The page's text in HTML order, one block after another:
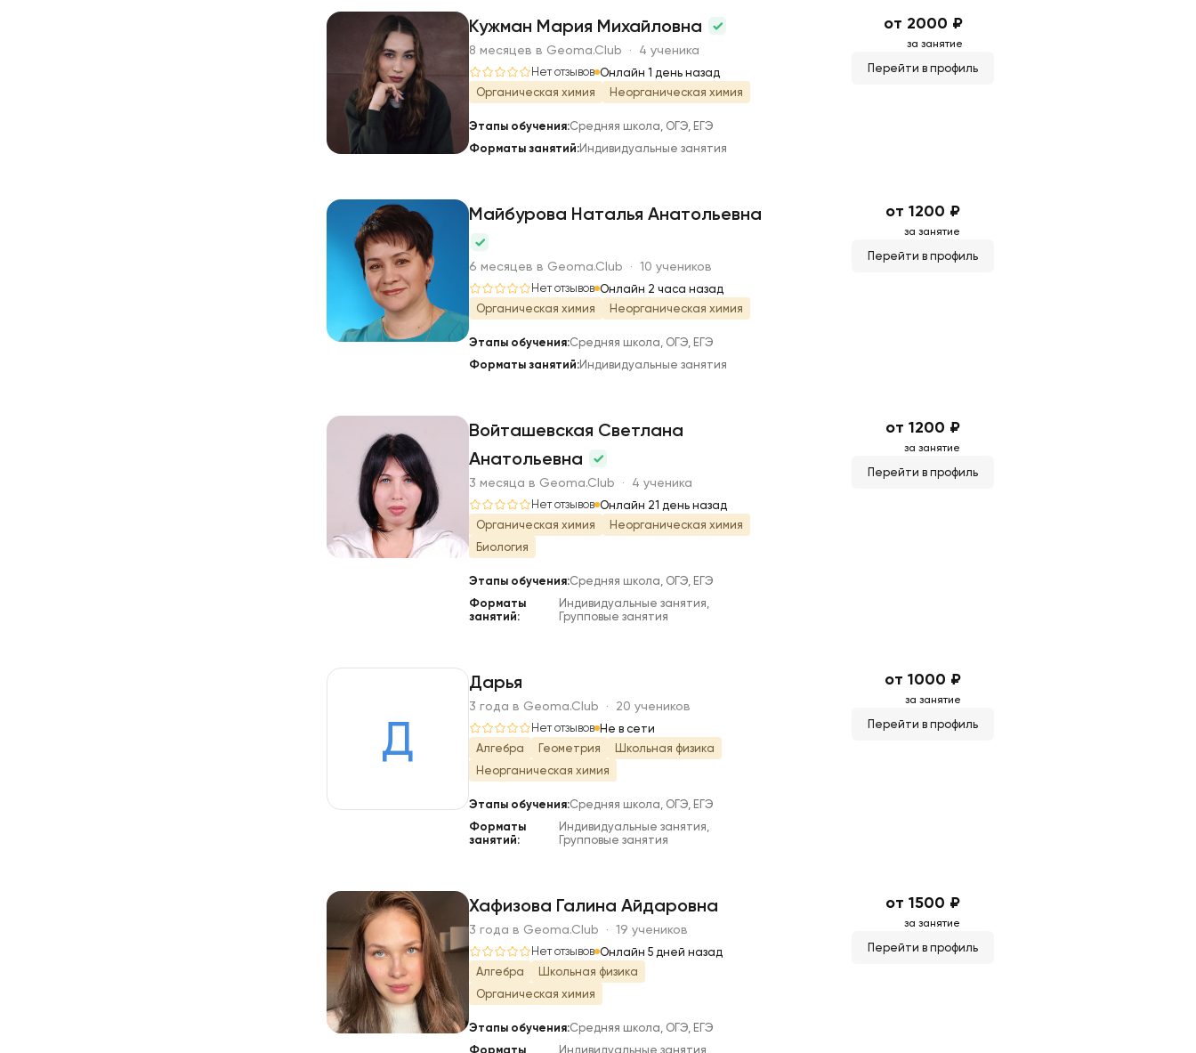
К
Кужман Мария Михайловна
8 месяцев в Geoma.Club · 4 ученика
Нет отзывов Онлайн 1 день назад
Органическая химия
Неорганическая химия
Этапы обучения:Средняя школа, ОГЭ, ЕГЭ
Форматы занятий:Индивидуальные занятия
от 2000 ₽
за занятие
Перейти в профиль
М
Майбурова Наталья Анатольевна
6 месяцев в Geoma.Club · 10 учеников
Нет отзывов Онлайн 2 часа назад
Органическая химия
Неорганическая химия
Этапы обучения:Средняя школа, ОГЭ, ЕГЭ
Форматы занятий:Индивидуальные занятия
от 1200 ₽
за занятие
Перейти в профиль
В
Войташевская Светлана
Анатольевна
3 месяца в Geoma.Club · 4 ученика
Нет отзывов Онлайн 21 день назад
Органическая химия
Неорганическая химия
Биология
Этапы обучения:Средняя школа, ОГЭ, ЕГЭ
Форматы
занятий:
Индивидуальные занятия,
Групповые занятия
от 1200 ₽
за занятие
Перейти в профиль
Д
Дарья
3 года в Geoma.Club · 20 учеников
Нет отзывов Не в сети
Алгебра
Геометрия
Школьная физика
Неорганическая химия
Этапы обучения:Средняя школа, ОГЭ, ЕГЭ
Форматы
занятий:
Индивидуальные занятия,
Групповые занятия
от 1000 ₽
за занятие
Перейти в профиль
Х
Хафизова Галина Айдаровна
3 года в Geoma.Club · 19 учеников
Нет отзывов Онлайн 5 дней назад
Алгебра
Школьная физика
Органическая химия
Этапы обучения:Средняя школа, ОГЭ, ЕГЭ
Форматы
Индивидуальные занятия,
от 1500 ₽
за занятие
Перейти в профиль